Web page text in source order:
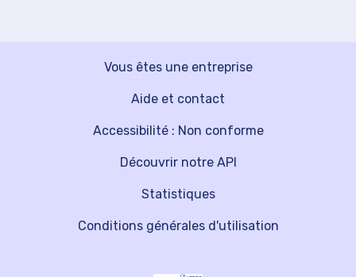
Vous êtes une entreprise
Découvrir notre API
Aide et contact
Statistiques
Accessibilité : Non conforme
Conditions générales d'utilisation